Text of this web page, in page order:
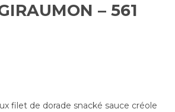
– 561
filet de dorade snacké sauce créole